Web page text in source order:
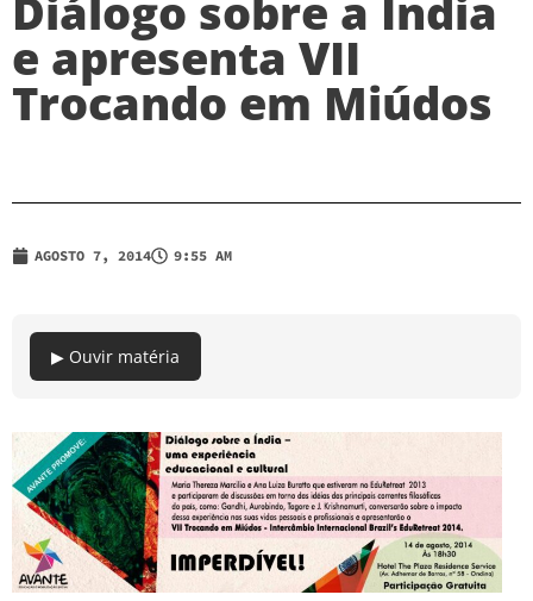
e apresenta VII
Trocando em Miúdos
AGOSTO 7, 2014 9:55 AM
▶ Ouvir matéria